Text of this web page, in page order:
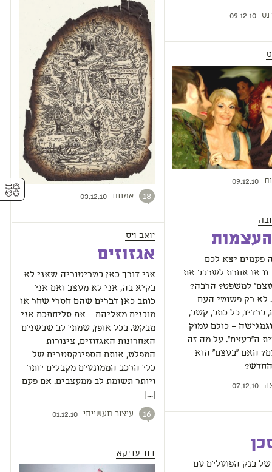
09.12.10
09.12.10
העצמות
פעמים יצא לכם
זו או אחרת לשרבב את
למשפט? הרבה?
לא רק פשוטי העם –
ברדיו, כל כתב, קשב,
– כולם עמוק
ה"בעצם". על מה זה
האם "בעצם" הוא
החדש?
07.12.10
בנק הפועלים עם
18 אמנות 03.12.10
יואב ויס
אגזוזים
אני דורך כאן בטריטוריה שאני לא
בקיא בה, אני לא מעצב ואם אני
כותב כאן דברים שהם חסרי שחר או
מובנים מאליהם – את סליחתכם אני
מבקש. בכל אופן, שמתי לב שבשנים
האחרונות האגזוזים, צינורות
המפלט, אותם הספינקסטרים של
כלי הרכב הממונעים מקבלים יותר
ויותר תשומת לב ממעצבים. אם פעם
[…]
16 עיצוב תעשייתי 01.12.10
דוד עדיקא
⚥︎